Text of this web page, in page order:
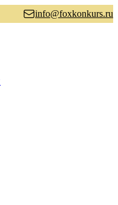
info@foxkonkurs.ru